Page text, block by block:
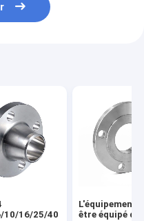
10/16/25/40
L'équipement
être équipé